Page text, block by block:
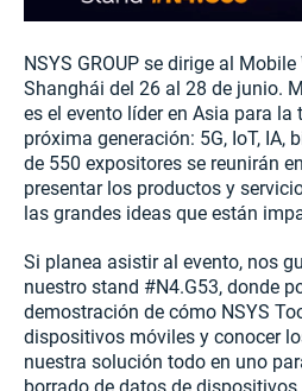
NSYS GROUP se dirige al
Shanghái del 26 al 28 de junio.
es el evento líder en Asia para la
próxima generación: 5G, IoT, IA,
de 550 expositores se reunirán
presentar los productos y
las grandes ideas que están
Si planea asistir al evento, nos
nuestro stand #N4.G53, donde
demostración de cómo NSYS
dispositivos móviles y conocer
nuestra solución todo en uno